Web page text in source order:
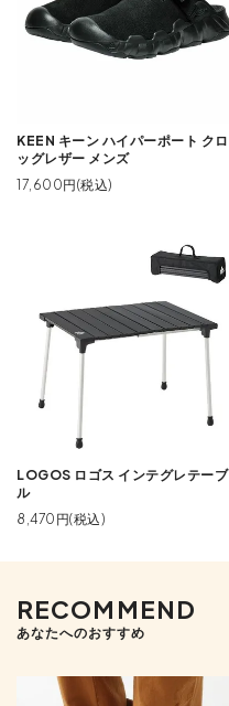
KEEN キーン ハイパーポート クロ
ッグレザー メンズ
17,600円(税込)
LOGOS ロゴス インテグレテーブ
ル
8,470円(税込)
RECOMMEND
あなたへのおすすめ